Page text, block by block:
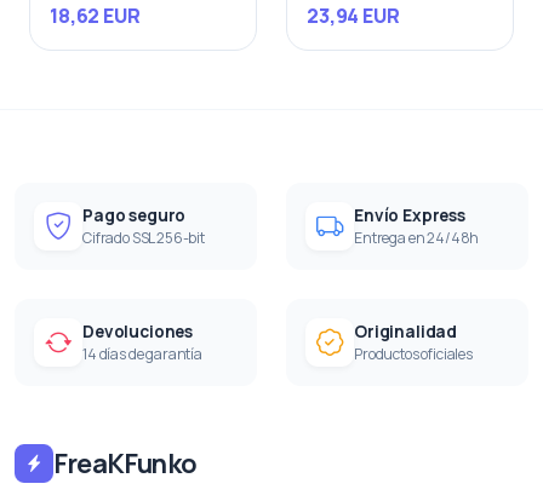
18,62 EUR 23,94 EUR
Pago seguro
Cifrado SSL 256-bit
Envío Express
Entrega en 24/48h
Devoluciones
14 días de garantía
Originalidad
Productos oficiales
FreaKFunko